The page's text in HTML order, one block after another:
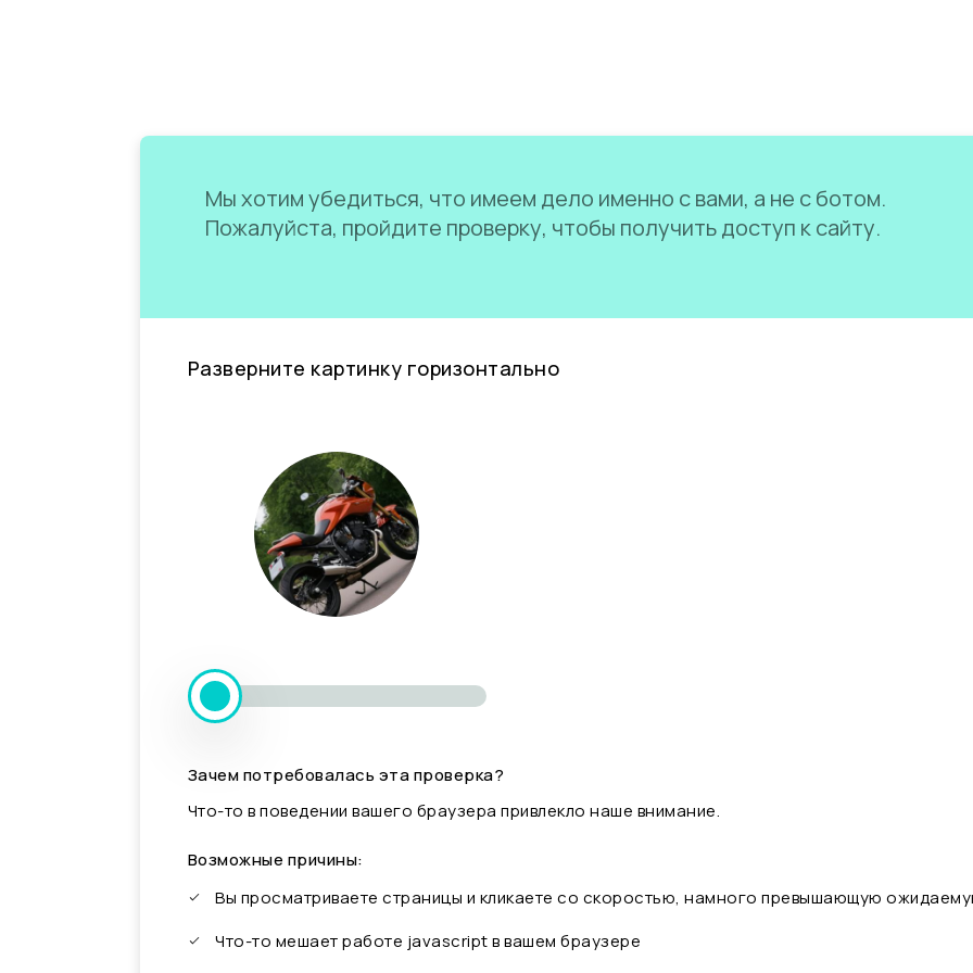
Мы хотим убедиться, что имеем дело именно с вами, а не с ботом.
Пожалуйста, пройдите проверку, чтобы получить доступ к сайту.
Разверните картинку горизонтально
Зачем потребовалась эта проверка?
Что-то в поведении вашего браузера привлекло наше внимание.
Возможные причины:
Вы просматриваете страницы и кликаете со скоростью, намного превышающую
Что-то мешает работе javascript в вашем браузере